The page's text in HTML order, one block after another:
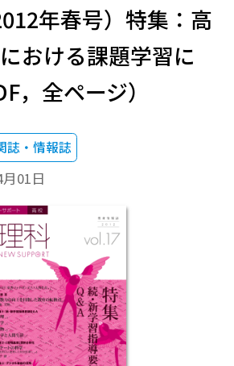
年春号）特集：高
おける課題学習に
，全ページ）
誌・情報誌
01日